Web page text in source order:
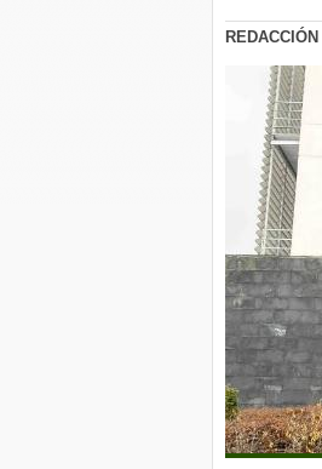
REDACCIÓN